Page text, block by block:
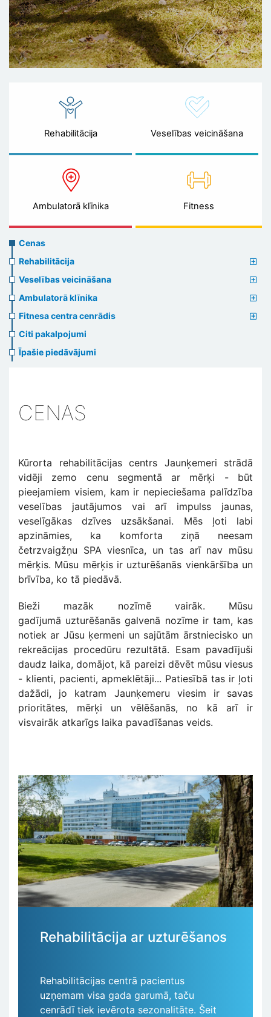
Rehabilitācija Veselības veicināšana
Ambulatorā klīnika Fitness
Prices
menu
Cenas
Rehabilitācija
Veselības veicināšana
Ambulatorā klīnika
Fitnesa centra cenrādis
Citi pakalpojumi
Īpašie piedāvājumi
CENAS
Kūrorta rehabilitācijas centrs Jaunķemeri strādā
vidēji zemo cenu segmentā ar mērķi - būt
pieejamiem visiem, kam ir nepieciešama palīdzība
veselības jautājumos vai arī impulss jaunas,
veselīgākas dzīves uzsākšanai. Mēs ļoti labi
apzināmies, ka komforta ziņā neesam
četrzvaigžņu SPA viesnīca, un tas arī nav mūsu
mērķis. Mūsu mērķis ir uzturēšanās vienkāršība un
brīvība, ko tā piedāvā.
Bieži mazāk nozīmē vairāk. Mūsu
gadījumā uzturēšanās galvenā nozīme ir tam, kas
notiek ar Jūsu ķermeni un sajūtām ārstniecisko un
rekreācijas procedūru rezultātā. Esam pavadījuši
daudz laika, domājot, kā pareizi dēvēt mūsu viesus
- klienti, pacienti, apmeklētāji... Patiesībā tas ir ļoti
dažādi, jo katram Jaunķemeru viesim ir savas
prioritātes, mērķi un vēlēšanās, no kā arī ir
visvairāk atkarīgs laika pavadīšanas veids.
Rehabilitācija ar uzturēšanos
Rehabilitācijas centrā pacientus
uzņemam visa gada garumā, taču
cenrādī tiek ievērota sezonalitāte. Šeit